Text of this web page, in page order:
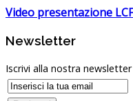
Video presentazione LCF
Newsletter
Iscrivi alla nostra